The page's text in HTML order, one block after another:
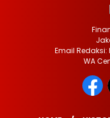
Email
WA